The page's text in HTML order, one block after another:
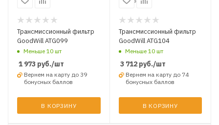
Трансмиссионный фильтр
GoodWill ATG099
Меньше 10 шт
1 973 руб./шт
Вернем на карту до 39
бонусных баллов
В КОРЗИНУ
Трансмиссионный фильтр
GoodWill ATG104
Меньше 10 шт
3 712руб./шт
Вернем на карту до 74
бонусных баллов
В КОРЗИНУ